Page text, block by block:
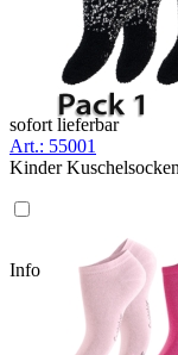
sofort lieferbar
Art.: 55001
Kinder
Info